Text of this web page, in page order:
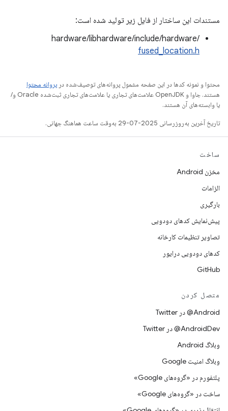
مستندات این ساختار از فایل زیر تولید شده است:
hardware/libhardware/include/hardware/
fused_location.h
محتوا و نمونه کدها در این صفحه مشمول پروانه‌های توصیف‌شده در پروانه محتوا
هستند. جاوا و OpenJDK علامت‌های تجاری یا علامت‌های تجاری ثبت‌شده Oracle و/
یا وابسته‌های آن هستند.
تاریخ آخرین به‌روزرسانی 2025-07-29 به‌وقت ساعت هماهنگ جهانی.
ساخت
مخزن Android
الزامات
بارگیری
پیش‌نمایش کدهای دودویی
تصاویر تنظیمات کارخانه
کدهای دودویی درایور
GitHub
متصل کردن
Android@ در Twitter
AndroidDev@ در Twitter
وبلاگ Android
وبلاگ امنیت Google
پلتفورم در «گروه‌های Google»
ساخت در «گروه‌های Google»